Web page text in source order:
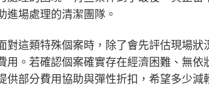
進場處理的清潔團隊。
對這類特殊個案時，除了會先評估現場狀
用。若確認個案確實存在經濟困難、無依
供部分費用協助與彈性折扣，希望多少減